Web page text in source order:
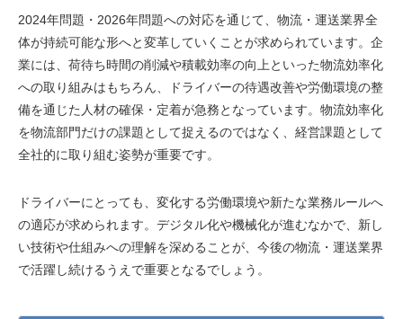
2024年問題・2026年問題への対応を通じて、物流・運送業界全
体が持続可能な形へと変革していくことが求められています。企
業には、荷待ち時間の削減や積載効率の向上といった物流効率化
への取り組みはもちろん、ドライバーの待遇改善や労働環境の整
備を通じた人材の確保・定着が急務となっています。物流効率化
を物流部門だけの課題として捉えるのではなく、経営課題として
全社的に取り組む姿勢が重要です。
ドライバーにとっても、変化する労働環境や新たな業務ルールへ
の適応が求められます。デジタル化や機械化が進むなかで、新し
い技術や仕組みへの理解を深めることが、今後の物流・運送業界
で活躍し続けるうえで重要となるでしょう。